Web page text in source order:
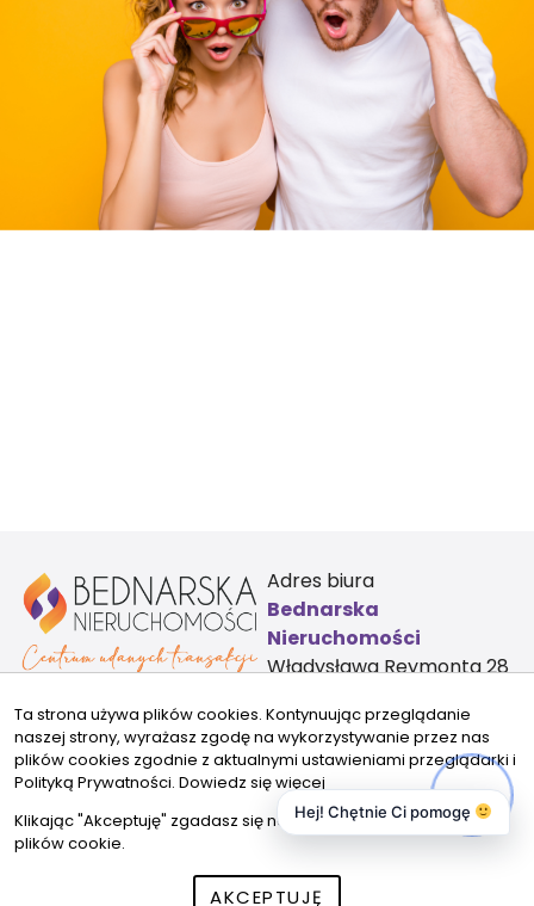
Adres biura
Bednarska
Nieruchomości
Władysława Reymonta 28
Kontakt:
biuro@bednarskanieruchomosci.pl
883355723
Znajdziesz nas tu:
© 2026 Wszystkie prawa zastrzeżone | Program dla biur
Ta strona używa plików cookies. Kontynuując przeglądanie
naszej strony, wyrażasz zgodę na wykorzystywanie przez nas
plików cookies zgodnie z aktualnymi ustawieniami przeglądarki i
Polityką Prywatności. Dowiedz się więcej
Klikając "Akceptuję" zgadasz się na wykorzystywanie przez nas
plików cookie.
AKCEPTUJĘ
Hej! Chętnie Ci pomogę